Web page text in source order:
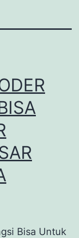
Bisa Untuk